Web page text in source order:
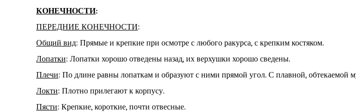
КОНЕЧНОСТИ:
ПЕРЕДНИЕ КОНЕЧНОСТИ:
Общий вид: Прямые и крепкие при осмотре с любого ракурса, с крепким костяком.
Лопатки: Лопатки хорошо отведены назад, их верхушки хорошо сведены.
Плечи: По длине равны лопаткам и образуют с ними прямой угол. С плавной, обтекаемой
Локти: Плотно прилегают к корпусу.
Пясти: Крепкие, короткие, почти отвесные.